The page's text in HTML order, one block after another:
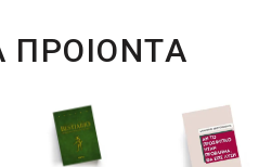
ΠΡΟΙΟΝΤΑ